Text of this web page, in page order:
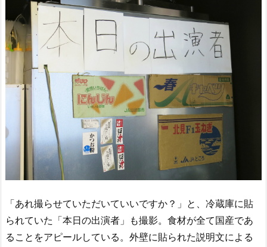
「あれ撮らせていただいていいですか？」と、冷蔵庫に貼
られていた「本日の出演者」も撮影。食材が全て国産であ
ることをアピールしている。外壁に貼られた説明文による